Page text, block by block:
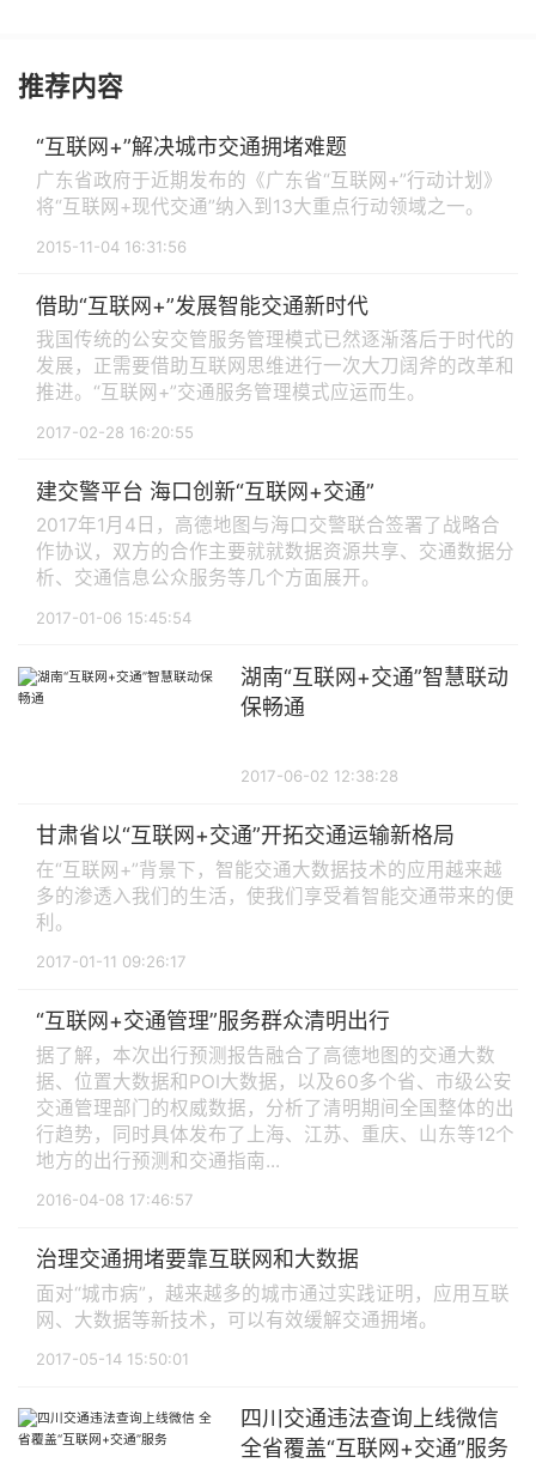
推荐内容
“互联网+”解决城市交通拥堵难题
广东省政府于近期发布的《广东省“互联网+”行动计划》
将“互联网+现代交通”纳入到13大重点行动领域之一。
2015-11-04 16:31:56
借助“互联网+”发展智能交通新时代
我国传统的公安交管服务管理模式已然逐渐落后于时代的
发展，正需要借助互联网思维进行一次大刀阔斧的改革和
推进。“互联网+”交通服务管理模式应运而生。
2017-02-28 16:20:55
建交警平台 海口创新“互联网+交通”
2017年1月4日，高德地图与海口交警联合签署了战略合
作协议，双方的合作主要就就数据资源共享、交通数据分
析、交通信息公众服务等几个方面展开。
2017-01-06 15:45:54
湖南“互联网+交通”智慧联动
保畅通
2017-06-02 12:38:28
甘肃省以“互联网+交通”开拓交通运输新格局
在“互联网+”背景下，智能交通大数据技术的应用越来越
多的渗透入我们的生活，使我们享受着智能交通带来的便
利。
2017-01-11 09:26:17
“互联网+交通管理”服务群众清明出行
据了解，本次出行预测报告融合了高德地图的交通大数
据、位置大数据和POI大数据，以及60多个省、市级公安
交通管理部门的权威数据，分析了清明期间全国整体的出
行趋势，同时具体发布了上海、江苏、重庆、山东等12个
地方的出行预测和交通指南...
2016-04-08 17:46:57
治理交通拥堵要靠互联网和大数据
面对“城市病”，越来越多的城市通过实践证明，应用互联
网、大数据等新技术，可以有效缓解交通拥堵。
2017-05-14 15:50:01
四川交通违法查询上线微信
全省覆盖“互联网+交通”服务